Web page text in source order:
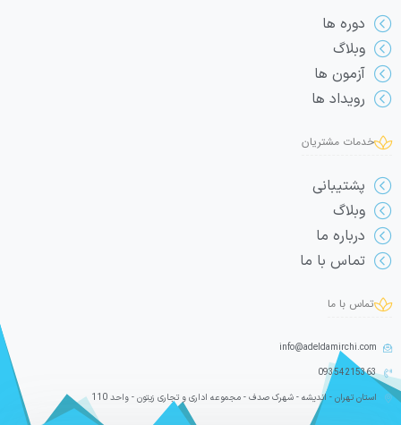
دوره ها
وبلاگ
آزمون ها
رویداد ها
خدمات مشتریان
پشتیبانی
وبلاگ
درباره ما
تماس با ما
تماس با ما
info@adeldamirchi.com
09354215363
استان تهران - اندیشه - شهرک صدف - مجموعه اداری و تجاری زیتون - واحد 110